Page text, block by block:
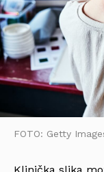
FOTO: Getty
Klinička slika